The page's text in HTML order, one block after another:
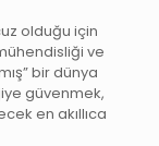
olduğu için
ve
bir dünya
güvenmek,
en akıllıca